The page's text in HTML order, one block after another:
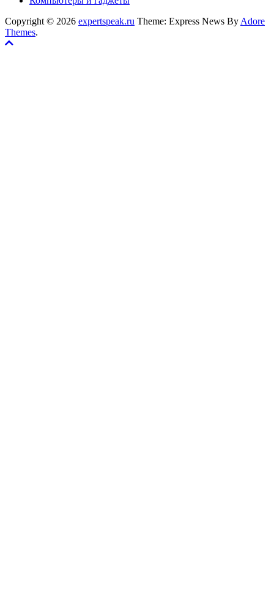
Copyright © 2026 expertspeak.ru Theme: Express News By Adore
Themes.